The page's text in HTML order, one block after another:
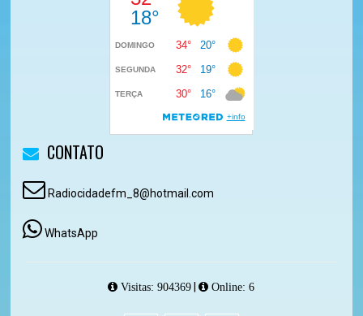
CONTATO
Radiocidadefm_8@hotmail.com
WhatsApp
Visitas: 904369 | Online: 6